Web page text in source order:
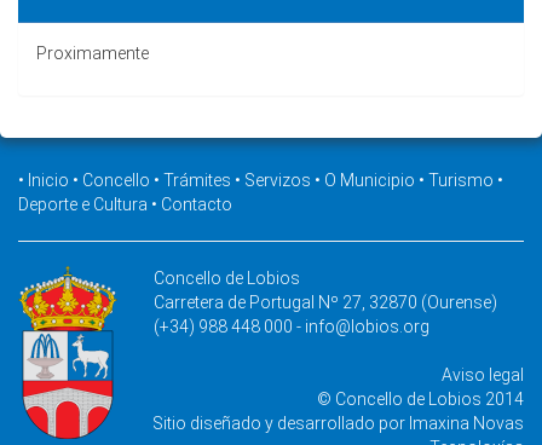
Proximamente
• Inicio • Concello • Trámites • Servizos • O Municipio • Turismo •
Deporte e Cultura • Contacto
Concello de Lobios
Carretera de Portugal Nº 27, 32870 (Ourense)
(+34) 988 448 000 - info@lobios.org
Aviso legal
© Concello de Lobios 2014
Sitio diseñado y desarrollado por Imaxina Novas